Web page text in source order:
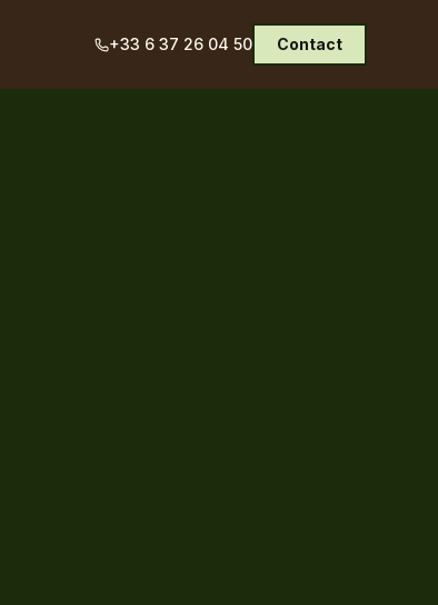
+33 6 37 26 04 50 Contact